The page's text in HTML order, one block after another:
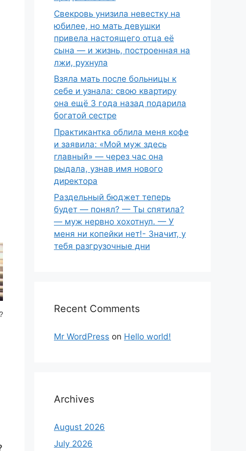
Свекровь унизила невестку на
юбилее, но мать девушки
привела настоящего отца её
сына — и жизнь, построенная на
лжи, рухнула
Взяла мать после больницы к
себе и узнала: свою квартиру
она ещё 3 года назад подарила
богатой сестре
Практикантка облила меня кофе
и заявила: «Мой муж здесь
главный» — через час она
рыдала, узнав имя нового
директора
Раздельный бюджет теперь
будет — понял? — Ты спятила?
— муж нервно хохотнул. — У
меня ни копейки нет!- Значит, у
тебя разгрузочные дни
Recent Comments
Mr WordPress on Hello world!
Archives
August 2026
July 2026